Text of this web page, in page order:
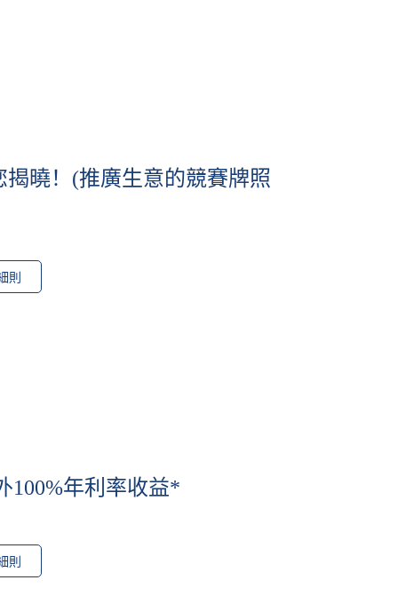
曉！(推廣生意的競賽牌照
則
100%年利率收益*
則